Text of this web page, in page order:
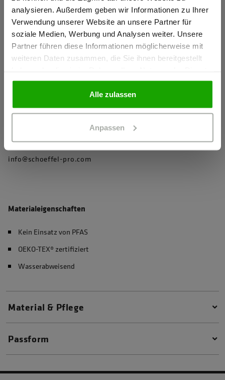
analysieren. Außerdem geben wir Informationen zu Ihrer
Verwendung unserer Website an unsere Partner für
soziale Medien, Werbung und Analysen weiter. Unsere
Partner führen diese Informationen möglicherweise mit
weiteren Daten zusammen, die Sie ihnen bereitgestellt
gesammelt haben.
Alle zulassen
Anpassen
Robustes Hauptmaterial
2-Wege-Stretch
Schmutzabweisende Ausrüstung
Kein bewusster Einsatz von PFAS
mehr anzeigen
Herstellerangaben
Schöffel PRO GmbH, Albert-Einstein-Strasse 1, 86830
Schwabmünchen, Deutschland
info@schoeffel-pro.com
Materialeigenschaften
Kein Einsatz von PFAS
OEKO-TEX® zertifiziert
Wasserabweisend
Material & Pflege
Passform
Ich bestätige, dass ich Gewerbetreibender bin. Alle
Preise werden netto ausgewiesen.